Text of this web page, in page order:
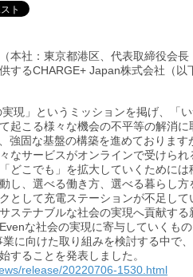
本社：東京都港区、代表取締役会
するCHARGE+ Japan株式会社（
現」というミッションを掲げ、「
起こる様々な機会の不平等の解消
強固な基盤の構築を進めておりま
なサービスがオンラインで受けら
どこでも」を拡大していくために
し、選べる働き方、選べる暮らし
として充電ステーションが不足し
ステナブルな社会の実現へ貢献す
な社会の実現に寄与していくもの
に向けた取り組みを検討する中で
することを発表しました。
release/20220706-1530.html